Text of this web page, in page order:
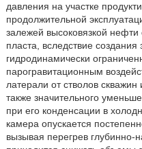
давления на участке
продолжительной
залежей высоковязкой нефти
пласта, вследствие
гидродинамически
парогравитационным
латерали от стволов скважин
также значительного
при его конденсации в
камера опускается
вызывая перегрев глубинно-